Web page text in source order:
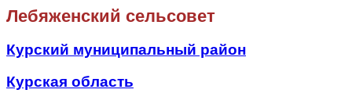
Лебяженский сельсовет
Курский муниципальный район
Курская область